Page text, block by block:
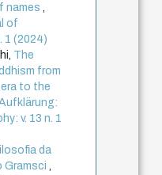
names,
of
1 (2024)
The
from
to the
v. 13 n. 1
da
Gramsci,